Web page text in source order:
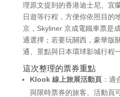
理原文提到的香港迪士尼、宜
日遊等行程，方便你依照目的
京，Skyliner 京成電鐵車票是
通選擇；若要玩關西，豪華版
通、景點與日本環球影城行程
這次整理的票券重點
Klook 線上旅展活動頁：適
與限時票券的旅客。活動頁